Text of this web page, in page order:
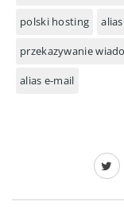
polski hosting
przekazywanie
alias e-mail